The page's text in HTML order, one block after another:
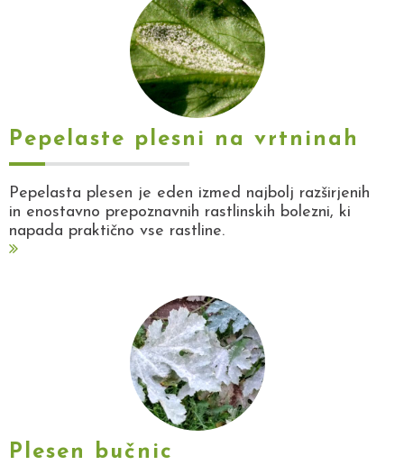
Pepelaste plesni na vrtninah
Pepelasta plesen je eden izmed najbolj razširjenih
in enostavno prepoznavnih rastlinskih bolezni, ki
napada praktično vse rastline.
Plesen bučnic